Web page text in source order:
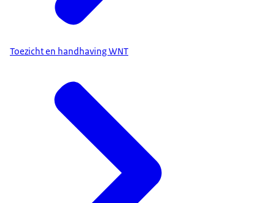
Toezicht en handhaving WNT